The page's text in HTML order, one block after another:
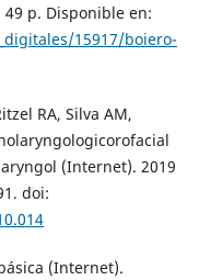
49 p. Disponible en:
15917/boiero-
RA, Silva AM,
(Internet). 2019
doi:
(Internet).